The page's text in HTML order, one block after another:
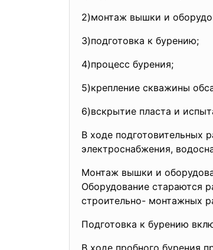
2)монтаж вышки и
3)подготовка к бурению;
4)процесс бурения;
5)крепление скважины
6)вскрытие пласта и
В ходе подготовительных
электроснабжения,
Монтаж вышки и
Оборудование стараются
строительно- монтажных
Подготовка к бурению
В ходе пробного бурения